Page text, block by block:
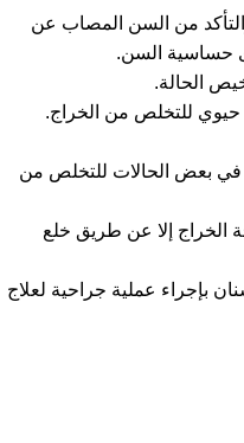
من السن المصاب عن
حساسية السن.
الحالة.
للتخلص من الخراج.
في بعض الحالات للتخلص من
الخراج إلا عن طريق خلع
بإجراء عملية جراحية لعلاج